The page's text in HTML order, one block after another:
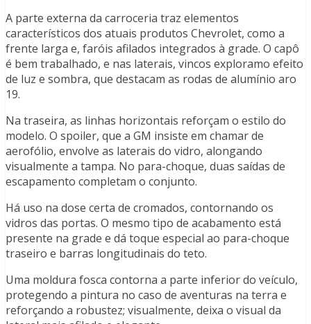
A parte externa da carroceria traz elementos
característicos dos atuais produtos Chevrolet, como a
frente larga e, faróis afilados integrados à grade. O capô
é bem trabalhado, e nas laterais, vincos exploramo efeito
de luz e sombra, que destacam as rodas de alumínio aro
19.
Na traseira, as linhas horizontais reforçam o estilo do
modelo. O spoiler, que a GM insiste em chamar de
aerofólio, envolve as laterais do vidro, alongando
visualmente a tampa. No para-choque, duas saídas de
escapamento completam o conjunto.
Há uso na dose certa de cromados, contornando os
vidros das portas. O mesmo tipo de acabamento está
presente na grade e dá toque especial ao para-choque
traseiro e barras longitudinais do teto.
Uma moldura fosca contorna a parte inferior do veículo,
protegendo a pintura no caso de aventuras na terra e
reforçando a robustez; visualmente, deixa o visual da